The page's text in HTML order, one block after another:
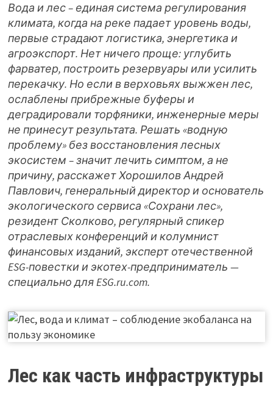
Вода и лес – единая система регулирования
климата, когда на реке падает уровень воды,
первые страдают логистика, энергетика и
агроэкспорт. Нет ничего проще: углубить
фарватер, построить резервуары или усилить
перекачку. Но если в верховьях выжжен лес,
ослаблены прибрежные буферы и
деградировали торфяники, инженерные меры
не принесут результата. Решать «водную
проблему» без восстановления лесных
экосистем – значит лечить симптом, а не
причину, расскажет Хорошилов Андрей
Павлович, генеральный директор и основатель
экологического сервиса «Сохрани лес»,
резидент Сколково, регулярный спикер
отраслевых конференций и колумнист
финансовых изданий, эксперт отечественной
ESG-повестки и экотех-предприниматель —
специально для ESG.ru.com.
Лес как часть инфраструктуры